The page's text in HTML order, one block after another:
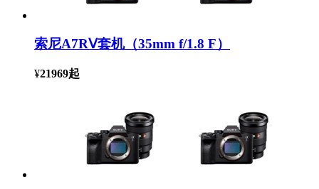
索尼A7RⅤ套机（35mm f/1.8 F）
¥21969起